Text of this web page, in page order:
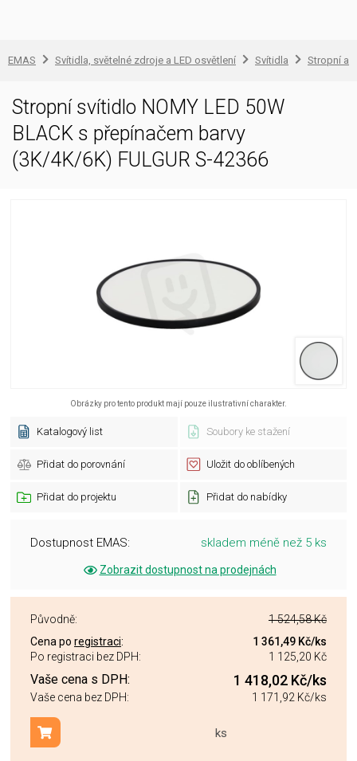
EMAS Svítidla, světelné zdroje a LED osvětlení Svítidla Stropní a
Stropní svítidlo NOMY LED 50W
BLACK s přepínačem barvy
(3K/4K/6K) FULGUR S-42366
Obrázky pro tento produkt mají pouze ilustrativní charakter.
Katalogový list Soubory ke stažení
Přidat do porovnání Uložit do oblíbených
Přidat do projektu Přidat do nabídky
Dostupnost EMAS: skladem méně než 5 ks
Zobrazit dostupnost na prodejnách
Původně:
1 524,58 Kč
Cena po registraci: 1 361,49 Kč/ks
Po registraci bez DPH:
1 125,20 Kč
Vaše cena s DPH: 1 418,02 Kč/ks
Vaše cena bez DPH: 1 171,92 Kč/ks
ks
Přidat do košíku